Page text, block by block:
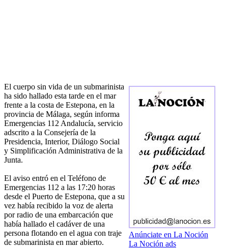
Anúnciate en La Noción
La Noción ads
El cuerpo sin vida de un submarinista
ha sido hallado esta tarde en el mar
frente a la costa de Estepona, en la
provincia de Málaga, según informa
Emergencias 112 Andalucía, servicio
adscrito a la Consejería de la
Presidencia, Interior, Diálogo Social
y Simplificación Administrativa de la
Junta.
El aviso entró en el Teléfono de
Emergencias 112 a las 17:20 horas
desde el Puerto de Estepona, que a su
vez había recibido la voz de alerta
por radio de una embarcación que
había hallado el cadáver de una
persona flotando en el agua con traje
de submarinista en mar abierto.